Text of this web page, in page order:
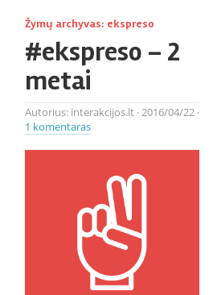
Žymų archyvas: ekspreso
#ekspreso – 2
metai
Autorius: interakcijos.lt·2016/04/22·
1 komentaras